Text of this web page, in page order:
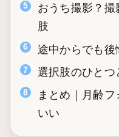
おうち撮影？
肢
途中からでも
選択肢のひとつ
まとめ｜月齢
いい